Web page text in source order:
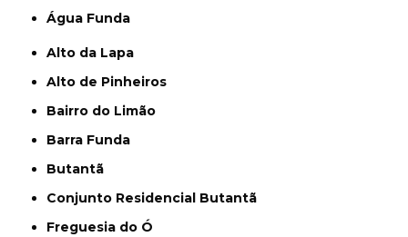
Água Funda
Alto da Lapa
Alto de Pinheiros
Bairro do Limão
Barra Funda
Butantã
Conjunto Residencial Butantã
Freguesia do Ó